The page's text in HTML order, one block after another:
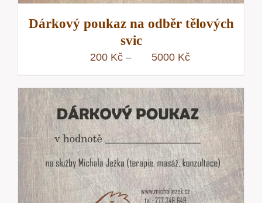
Dárkový poukaz na odběr tělových
svic
200 Kč – 5000 KčRozpětí
200 Kč
až
5000 Kč